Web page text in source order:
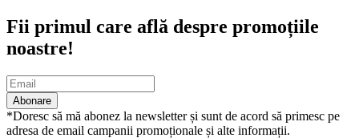
Fii primul care află despre promoțiile
noastre!
Abonare
*Doresc să mă abonez la newsletter și sunt de acord să primesc pe
adresa de email campanii promoționale și alte informații.